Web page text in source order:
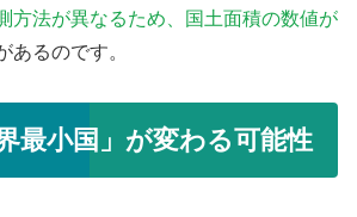
方法が異なるため、国土面積の数値が
あるのです。
最小国」が変わる可能性